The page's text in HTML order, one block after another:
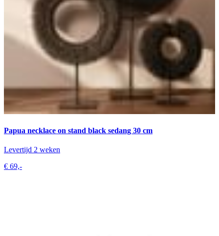
Papua necklace on stand black sedang 30 cm
Levertijd 2 weken
€ 69,-